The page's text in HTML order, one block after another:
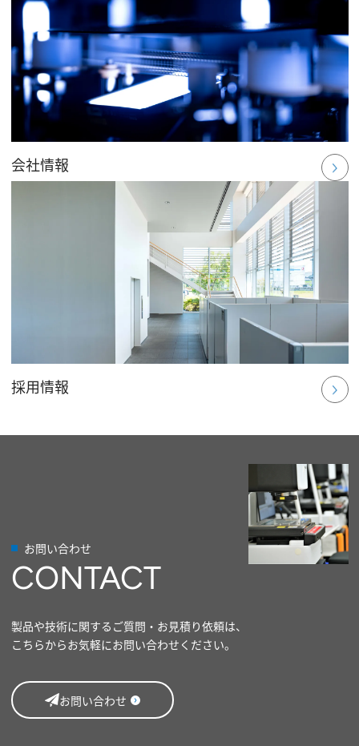
会社情報
採用情報
お問い合わせ
CONTACT
製品や技術に関するご質問・お見積り依頼は、
こちらからお気軽にお問い合わせください。
お問い合わせ